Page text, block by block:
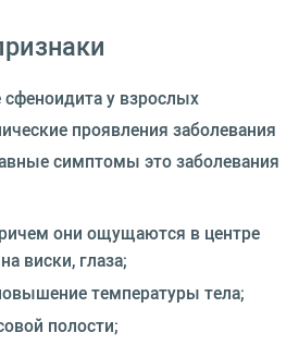
у взрослых
проявления заболевания
симптомы это заболевания
они ощущаются в центре
виски, глаза;
температуры тела;
полости;